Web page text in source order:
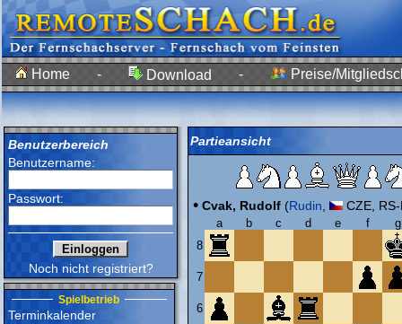
Home - Download - Preise/
Benutzerbereich
Benutzername:
Passwort:
Noch nicht registriert?
Spielbetrieb
Terminkalender
Partieansicht
• Cvak, Rudolf (Rudin CZE,
a b c d e f
g
8
7
6